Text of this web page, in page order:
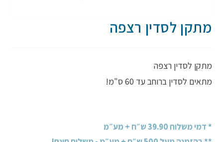
מתקן לסדין רצפה
מתקן לסדין רצפה
מתאים לסדין ברוחב עד 60 ס"מ!
* דמי משלוח 39.90 ש״ח + מע״מ